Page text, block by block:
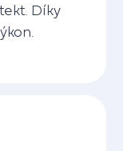
Díky